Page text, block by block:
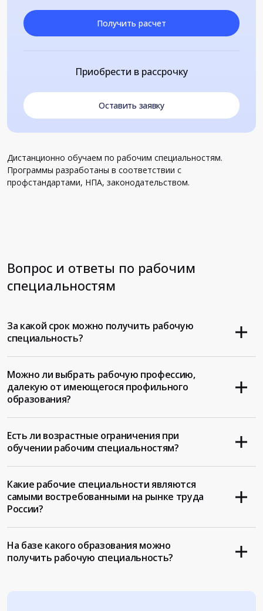
Получить расчет
Приобрести в рассрочку
Оставить заявку
Дистанционно обучаем по рабочим специальностям.
Программы разработаны в соответствии с
профстандартами, НПА, законодательством.
Вопрос и ответы по рабочим
специальностям
За какой срок можно получить рабочую
специальность?
Можно ли выбрать рабочую профессию,
далекую от имеющегося профильного
образования?
Есть ли возрастные ограничения при
обучении рабочим специальностям?
Какие рабочие специальности являются
самыми востребованными на рынке труда
России?
На базе какого образования можно
получить рабочую специальность?